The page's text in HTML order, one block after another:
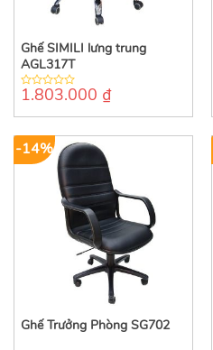
Ghế SIMILI lưng trung
AGL317T
0
of
1.803.000 ₫
-14%
Ghế Trưởng Phòng SG702